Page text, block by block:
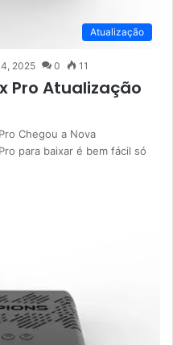
Atualização
2025 0 11
Pro Atualização
Chegou a Nova
para baixar é bem fácil só